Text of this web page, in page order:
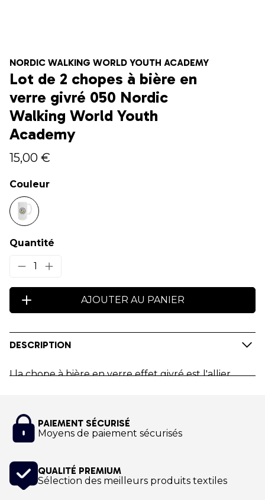
NORDIC WALKING WORLD YOUTH ACADEMY
Lot de 2 chopes à bière en
verre givré 050 Nordic
Walking World Youth
Academy
15,00 €
Couleur
Quantité
1
AJOUTER AU PANIER
DESCRIPTION
Lla chope à bière en verre effet givré est l'allier
15cm de haut et 8 cm de diamètre. Le lot de deux
chopes à bière est le cadeau idéal pour des
de sport.
Impression numérique par sublimation.
PAIEMENT SÉCURISÉ
Moyens de paiement sécurisés
QUALITÉ PREMIUM
Sélection des meilleurs produits textiles